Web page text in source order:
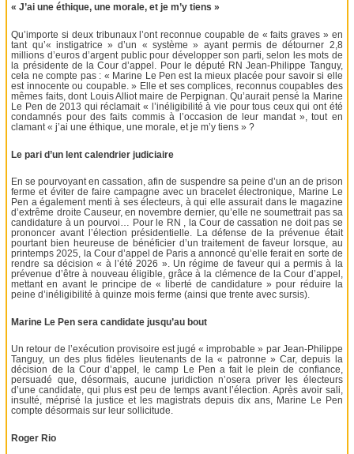
« J’ai une éthique, une morale, et je m’y tiens »
Qu’importe si deux tribunaux l’ont reconnue coupable de « faits graves » en
tant qu’« instigatrice » d’un « système » ayant permis de détourner 2,8
millions d’euros d’argent public pour développer son parti, selon les mots de
la présidente de la Cour d’appel. Pour le député RN Jean-Philippe Tanguy,
cela ne compte pas : « Marine Le Pen est la mieux placée pour savoir si elle
est innocente ou coupable. » Elle et ses complices, reconnus coupables des
mêmes faits, dont Louis Alliot maire de Perpignan. Qu’aurait pensé la Marine
Le Pen de 2013 qui réclamait « l’inéligibilité à vie pour tous ceux qui ont été
condamnés pour des faits commis à l’occasion de leur mandat », tout en
clamant « j’ai une éthique, une morale, et je m’y tiens » ?
Le pari d’un lent calendrier judiciaire
En se pourvoyant en cassation, afin de suspendre sa peine d’un an de prison
ferme et éviter de faire campagne avec un bracelet électronique, Marine Le
Pen a également menti à ses électeurs, à qui elle assurait dans le magazine
d’extrême droite Causeur, en novembre dernier, qu’elle ne soumettrait pas sa
candidature à un pourvoi… Pour le RN , la Cour de cassation ne doit pas se
prononcer avant l’élection présidentielle. La défense de la prévenue était
pourtant bien heureuse de bénéficier d’un traitement de faveur lorsque, au
printemps 2025, la Cour d’appel de Paris a annoncé qu’elle ferait en sorte de
rendre sa décision « à l’été 2026 ». Un régime de faveur qui a permis à la
prévenue d’être à nouveau éligible, grâce à la clémence de la Cour d’appel,
mettant en avant le principe de « liberté de candidature » pour réduire la
peine d’inéligibilité à quinze mois ferme (ainsi que trente avec sursis).
Marine Le Pen sera candidate jusqu’au bout
Un retour de l’exécution provisoire est jugé « improbable » par Jean-Philippe
Tanguy, un des plus fidèles lieutenants de la « patronne » Car, depuis la
décision de la Cour d’appel, le camp Le Pen a fait le plein de confiance,
persuadé que, désormais, aucune juridiction n’osera priver les électeurs
d’une candidate, qui plus est peu de temps avant l’élection. Après avoir sali,
insulté, méprisé la justice et les magistrats depuis dix ans, Marine Le Pen
compte désormais sur leur sollicitude.
Roger Rio